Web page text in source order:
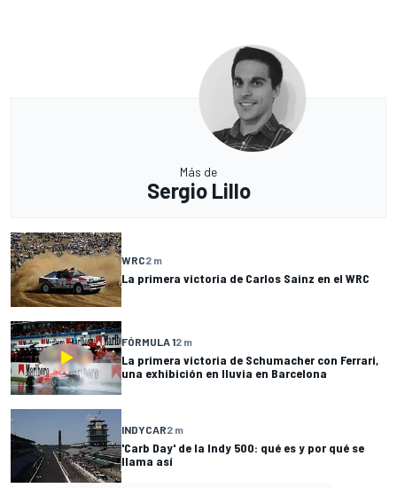
Más de
Sergio Lillo
WRC2 m
La primera victoria de Carlos Sainz en el WRC
FÓRMULA 12 m
La primera victoria de Schumacher con Ferrari,
una exhibición en lluvia en Barcelona
INDYCAR2 m
'Carb Day' de la Indy 500: qué es y por qué se
llama así